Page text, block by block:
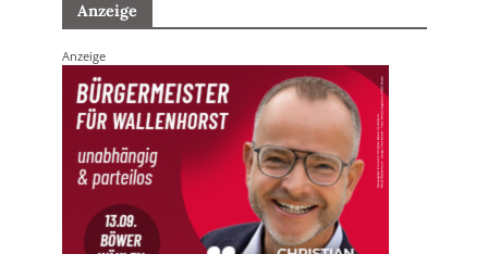
Anzeige
Anzeige